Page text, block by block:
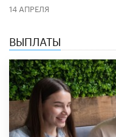
14 АПРЕЛЯ
ВЫПЛАТЫ